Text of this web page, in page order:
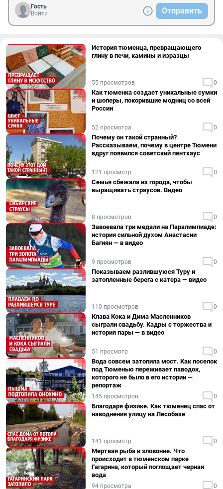
Гость
Войти
Отправить
История тюменца, превращающего
глину в печи, камины и изразцы
55 просмотров 0
Как тюменка создает уникальные сумки
и шоперы, покорившие модниц со всей
России
52 просмотра 0
Почему он такой странный?
Рассказываем, почему в центре Тюмени
вдруг появился советский пентхаус
121 просмотр 0
Семья сбежала из города, чтобы
выращивать страусов. Видео
8 просмотров 0
Завоевала три медали на Паралимпиаде:
история сильной духом Анастасии
Багиян — в видео
9 просмотров 0
Показываем разлившуюся Туру и
затопленные берега с катера — видео
110 просмотров 0
Клава Кока и Дима Масленников
сыграли свадьбу. Кадры с торжества и
история пары — в видео
51 просмотр 0
Вода совсем затопила мост. Как поселок
под Тюменью переживает паводок,
которого не было в его истории —
репортаж
145 просмотров 0
Благодаря физике. Как тюменец спас от
наводнения улицу на Лесобазе
141 просмотр 0
Мертвая рыба и зловоние. Что
происходит в тюменском парке
Гагарина, который поглощает черная
вода
94 просмотра 0